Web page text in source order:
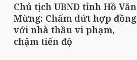
Chủ tịch UBND tỉnh Hồ Văn
Mừng: Chấm dứt hợp đồng
với nhà thầu vi phạm,
chậm tiến độ